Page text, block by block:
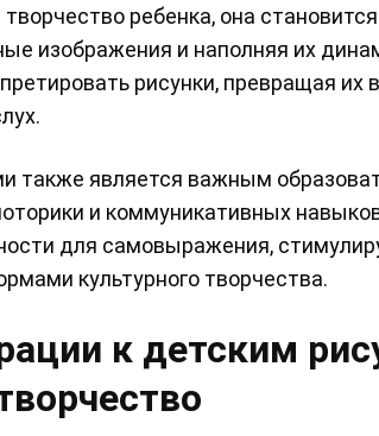
ребенка, она
изображения и наполняя их
рисунки, превращая их
также является важным
и коммуникативных
для самовыражения,
культурного творчества.
к детским